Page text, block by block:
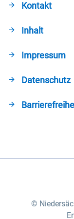
Kontakt
Inhalt
Impressum
Datenschutz